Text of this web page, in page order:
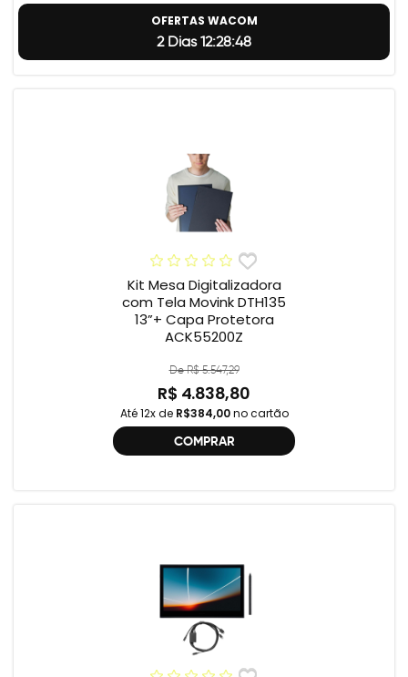
OFERTAS WACOM
2 Dias 12:28:47
Kit Mesa Digitalizadora
com Tela Movink DTH135
13”+ Capa Protetora
ACK55200Z
De R$ 5.547,29
R$ 4.838,80
Até 12x de R$384,00no cartão
COMPRAR